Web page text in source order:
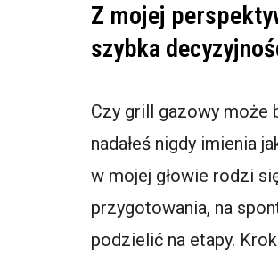
Z mojej
szybka
Czy grill gazowy może
nadałeś nigdy imienia
w mojej głowie rodzi
przygotowania, na
podzielić na etapy.